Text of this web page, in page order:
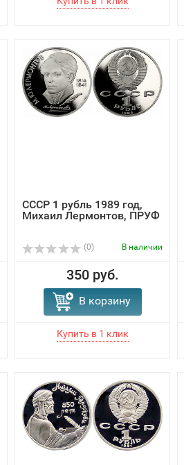
СССР 1 рубль 1989 год,
Михаил Лермонтов, ПРУФ
(0) В наличии
350 руб.
В корзину